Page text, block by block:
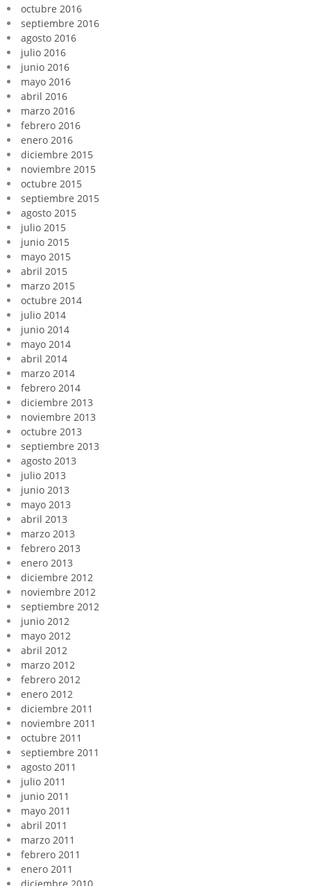
octubre 2016
septiembre 2016
agosto 2016
julio 2016
junio 2016
mayo 2016
abril 2016
marzo 2016
febrero 2016
enero 2016
diciembre 2015
noviembre 2015
octubre 2015
septiembre 2015
agosto 2015
julio 2015
junio 2015
mayo 2015
abril 2015
marzo 2015
octubre 2014
julio 2014
junio 2014
mayo 2014
abril 2014
marzo 2014
febrero 2014
diciembre 2013
noviembre 2013
octubre 2013
septiembre 2013
agosto 2013
julio 2013
junio 2013
mayo 2013
abril 2013
marzo 2013
febrero 2013
enero 2013
diciembre 2012
noviembre 2012
septiembre 2012
junio 2012
mayo 2012
abril 2012
marzo 2012
febrero 2012
enero 2012
diciembre 2011
noviembre 2011
octubre 2011
septiembre 2011
agosto 2011
julio 2011
junio 2011
mayo 2011
abril 2011
marzo 2011
febrero 2011
enero 2011
diciembre 2010